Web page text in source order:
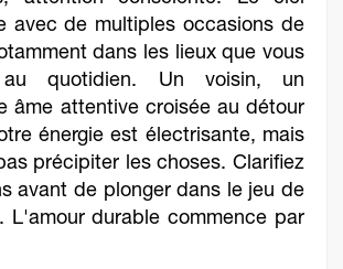
avec de multiples occasions de
dans les lieux que vous
au quotidien. Un voisin, un
âme attentive croisée au détour
énergie est électrisante, mais
précipiter les choses. Clarifiez
avant de plonger dans le jeu de
L'amour durable commence par